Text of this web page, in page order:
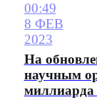
00:49
8 ФЕВ
2023
На
научным
миллиарда